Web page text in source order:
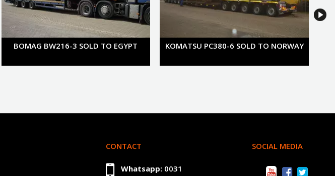
BOMAG BW216-3 SOLD TO EGYPT KOMATSU PC380-6 SOLD TO NORWAY
CONTACT
Whatsapp: 0031
SOCIAL MEDIA